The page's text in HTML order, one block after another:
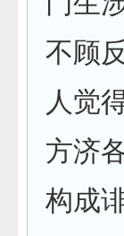
不顾
人觉
方济
构成